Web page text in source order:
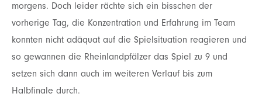
morgens. Doch leider rächte sich ein bisschen der
vorherige Tag, die Konzentration und Erfahrung im Team
konnten nicht adäquat auf die Spielsituation reagieren und
so gewannen die Rheinlandpfälzer das Spiel zu 9 und
setzen sich dann auch im weiteren Verlauf bis zum
Halbfinale durch.